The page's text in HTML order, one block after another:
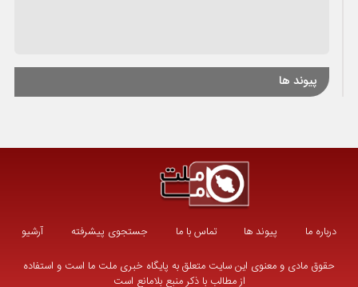
پیوند ها
درباره ما پیوند ها تماس با ما جستجوی پیشرفته آرشیو
حقوق مادی و معنوی این سایت متعلق به پایگاه خبری ملت ما است و استفاده
از مطالب با ذکر منبع بلامانع است